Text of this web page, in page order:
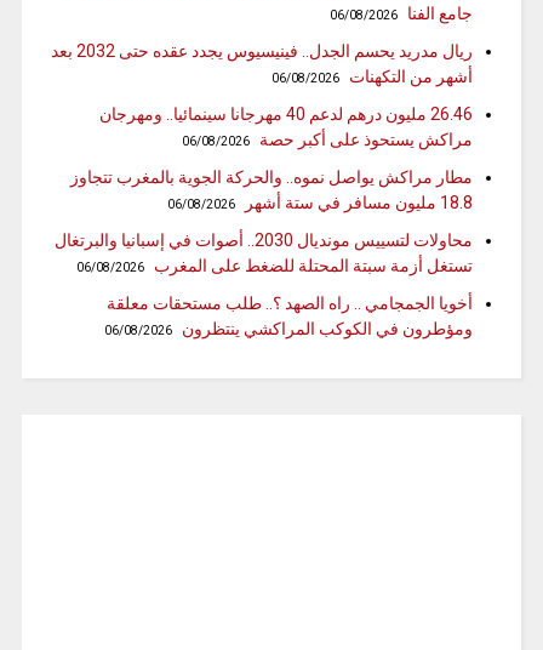
جامع الفنا
06/08/2026
ريال مدريد يحسم الجدل.. فينيسيوس يجدد عقده حتى 2032 بعد
أشهر من التكهنات
06/08/2026
26.46 مليون درهم لدعم 40 مهرجانا سينمائيا.. ومهرجان
مراكش يستحوذ على أكبر حصة
06/08/2026
مطار مراكش يواصل نموه.. والحركة الجوية بالمغرب تتجاوز
18.8 مليون مسافر في ستة أشهر
06/08/2026
محاولات لتسييس مونديال 2030.. أصوات في إسبانيا والبرتغال
تستغل أزمة سبتة المحتلة للضغط على المغرب
06/08/2026
أخويا الجمجامي .. راه الصهد ؟.. طلب مستحقات معلقة
ومؤطرون في الكوكب المراكشي ينتظرون
06/08/2026